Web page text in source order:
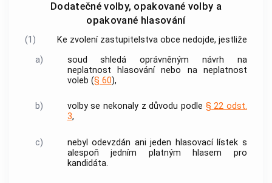
Dodatečné volby, opakované volby a
opakované hlasování
(1) Ke zvolení zastupitelstva obce nedojde, jestliže
a)
soud shledá oprávněným návrh na
neplatnost hlasování nebo na neplatnost
voleb (§ 60),
b) volby se nekonaly z důvodu podle § 22 odst.
3,
c)
nebyl odevzdán ani jeden hlasovací lístek s
alespoň jedním platným hlasem pro
kandidáta.